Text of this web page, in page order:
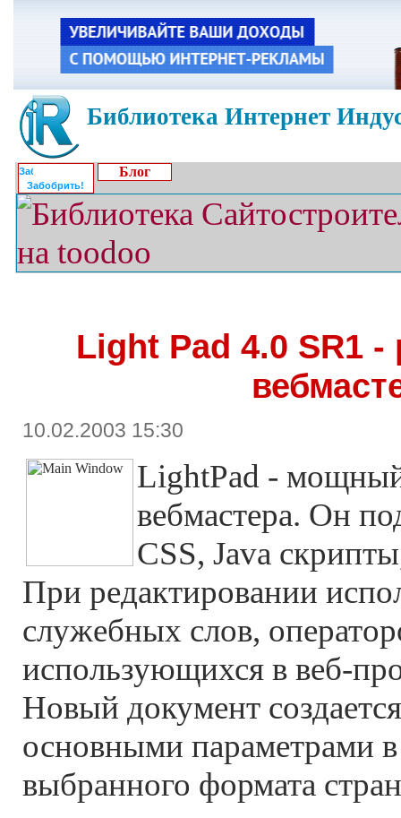
Библиотека Интернет
Забобрить!
Блог
Light Pad 4.0 SR1 -
10.02.2003 15:30
LightPad -
вебмастера. Он
CSS, Java
При редактировании
служебных слов,
использующихся в веб-
Новый документ
основными параметрами
выбранного формата